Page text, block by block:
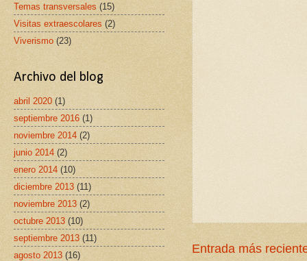
Entrada más
Temas transversales (15)
Visitas extraescolares (2)
Viverismo (23)
Archivo del blog
abril 2020 (1)
septiembre 2016 (1)
noviembre 2014 (2)
junio 2014 (2)
enero 2014 (10)
diciembre 2013 (11)
noviembre 2013 (2)
octubre 2013 (10)
septiembre 2013 (11)
agosto 2013 (16)